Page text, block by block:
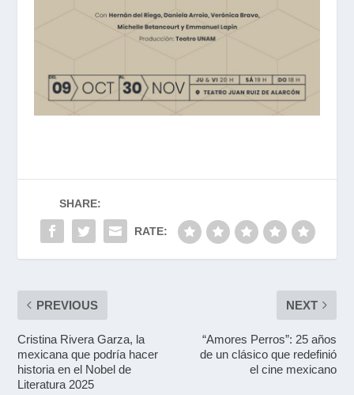
SHARE:
RATE:
PREVIOUS
Cristina Rivera Garza, la
mexicana que podría hacer
historia en el Nobel de
Literatura 2025
NEXT
“Amores Perros”: 25 años
de un clásico que redefinió
el cine mexicano